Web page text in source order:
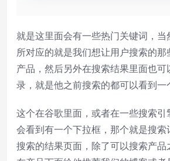
就是这里面会有一些热门关键词，当
所对应的就是我们想让用户搜索的
产品，然后另外在搜索结果里面也
录，就是他之前搜索的都可以看到一
这个在谷歌里面，或者在一些搜索引
会看到有一个下拉框，那个就是搜索
搜索的结果页面，除了可以搜索产品